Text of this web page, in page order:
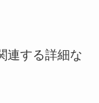
連する詳細な